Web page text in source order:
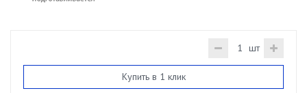
шт
Купить в 1 клик